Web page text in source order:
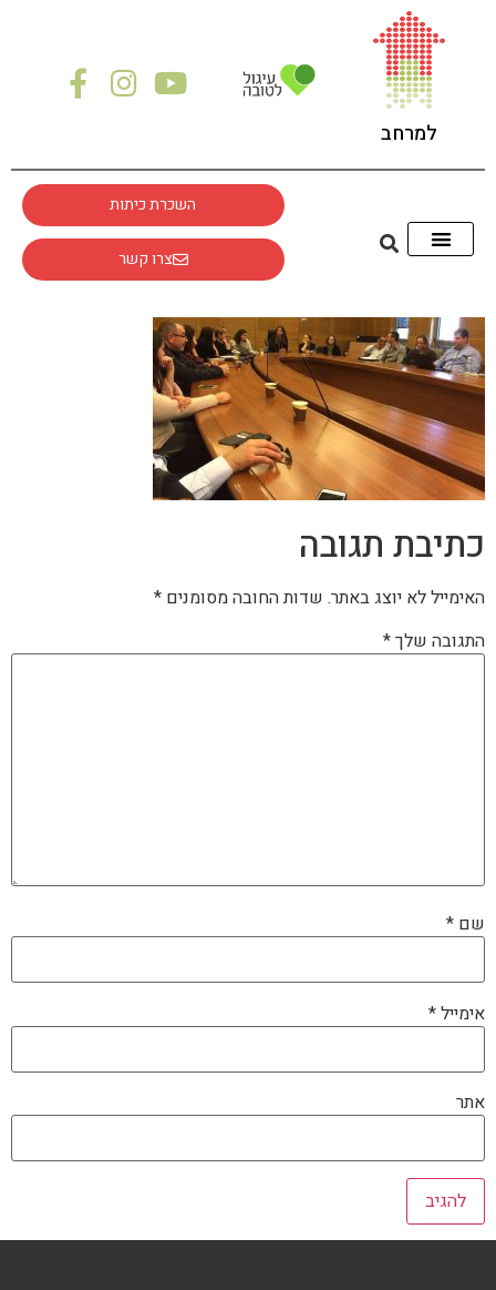
למרחב
השכרת כיתות
צרו קשר
כתיבת תגובה
האימייל לא יוצג באתר. שדות החובה מסומנים *
התגובה שלך*
שם *
אימייל*
אתר